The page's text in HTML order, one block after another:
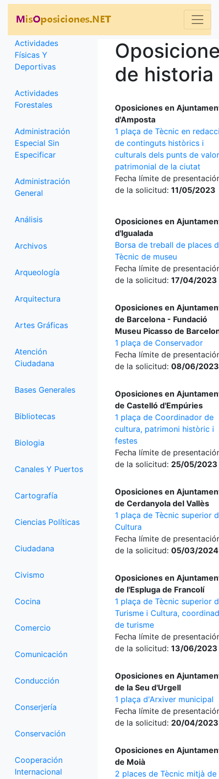
Categorías
Actividades
Físicas Y
Deportivas
Actividades
Forestales
Administración
Especial Sin
Especificar
Administración
General
Análisis
Archivos
Arqueología
Arquitectura
Artes Gráficas
Atención
Ciudadana
Bases Generales
Bibliotecas
Biologia
Canales Y Puertos
Cartografía
Ciencias Políticas
Ciudadana
Civismo
Cocina
Comercio
Comunicación
Conducción
Conserjería
Conservación
Cooperación
Internacional
de historia
Oposiciones en
d'Amposta
1 plaça de Tècnic en
de continguts històrics i
culturals dels punts de valor
patrimonial de la ciutat
Fecha límite de
de la solicitud: 11/05/2023
Oposiciones en
d'Igualada
Borsa de treball de places
Tècnic de museu
Fecha límite de
de la solicitud: 17/04/2023
Oposiciones en
de Barcelona - Fundació
Museu Picasso de
1 plaça de Conservador
Fecha límite de
de la solicitud: 08/06/2023
Oposiciones en
de Castelló d'Empúries
1 plaça de Coordinador de
cultura, patrimoni històric i
festes
Fecha límite de
de la solicitud: 25/05/2023
Oposiciones en
de Cerdanyola del Vallès
1 plaça de Tècnic superior
Cultura
Fecha límite de
de la solicitud: 05/03/2024
Oposiciones en
de l'Espluga de Francolí
1 plaça de Tècnic superior
Turisme i Cultura,
de turisme
Fecha límite de
de la solicitud: 13/06/2023
Oposiciones en
de la Seu d'Urgell
1 plaça d'Arxiver municipal
Fecha límite de
de la solicitud: 20/04/2023
Oposiciones en
de Moià
2 places de Tècnic mitjà de